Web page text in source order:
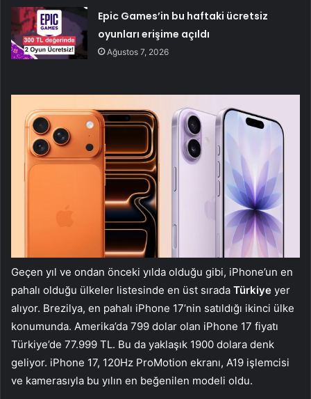
Epic Games’in bu haftaki ücretsiz
oyunları erişime açıldı
Ağustos 7, 2026
Geçen yıl ve ondan önceki yılda olduğu gibi, iPhone’un en
pahalı olduğu ülkeler listesinde en üst sırada Türkiye yer
alıyor. Brezilya, en pahalı iPhone 17’nin satıldığı ikinci ülke
konumunda. Amerika’da 799 dolar olan iPhone 17 fiyatı
Türkiye’de 77.999 TL. Bu da yaklaşık 1900 dolara denk
geliyor. iPhone 17, 120Hz ProMotion ekranı, A19 işlemcisi
ve kamerasıyla bu yılın en beğenilen modeli oldu.